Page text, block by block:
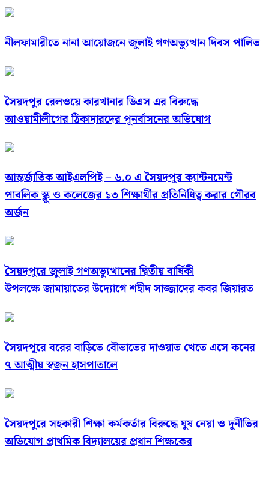
নীলফামারীতে নানা আয়োজনে জুলাই গণঅভ্যুত্থান দিবস পালিত
সৈয়দপুর রেলওয়ে কারখানার ডিএস এর বিরুদ্ধে
আওয়ামীলীগের ঠিকাদারদের পূনর্বাসনের অভিযোগ
আন্তর্জাতিক আইএলপিই – ৬.০ এ সৈয়দপুর ক্যান্টনমেন্ট
পাবলিক স্ক্লু ও কলেজের ১৩ শিক্ষার্থীর প্রতিনিধিত্ব করার গৌরব
অর্জন
সৈয়দপুরে জুলাই গণঅভ্যুত্থানের দ্বিতীয় বার্ষিকী
উপলক্ষে জামায়াতের উদ্যোগে শহীদ সাজ্জাদের কবর জিয়ারত
সৈয়দপুরে বরের বাড়িতে বৌভাতের দাওয়াত খেতে এসে কনের
৭ আত্মীয় স্বজন হাসপাতালে
সৈয়দপুরে সহকারী শিক্ষা কর্মকর্তার বিরুদ্ধে ঘুষ নেয়া ও দূর্নীতির
অভিযোগ প্রাথমিক বিদ্যালয়ের প্রধান শিক্ষকের